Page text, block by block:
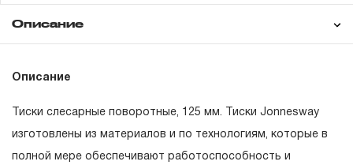
Описание
Техническая
Состав товара
Описание
Тиски слесарные поворотные, 125 мм. Тиски Jonnesway
изготовлены из материалов и по технологиям, которые в
полной мере обеспечивают работоспособность и
Понятие «ПОЖИЗНЕННАЯ ГАРАНТИЯ».
Тиски слесарные в сборе
Рукоятка в сборе